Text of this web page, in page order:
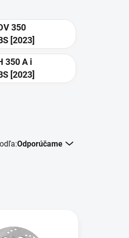
350
ABS [2023]
350 A i
ABS [2023]
Odporúčame